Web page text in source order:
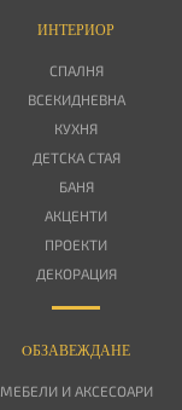
ИНТЕРИОР
СПАЛНЯ
ВСЕКИДНЕВНА
КУХНЯ
ДЕТСКА СТАЯ
БАНЯ
АКЦЕНТИ
ПРОЕКТИ
ДЕКОРАЦИЯ
OБЗАВЕЖДАНЕ
МЕБЕЛИ И АКСЕСОАРИ